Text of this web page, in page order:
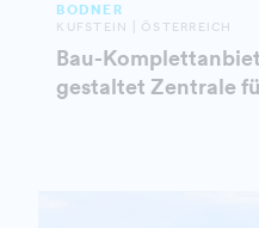
BODNER
KUFSTEIN | ÖSTERREICH
Bau-
gestaltet Zentrale